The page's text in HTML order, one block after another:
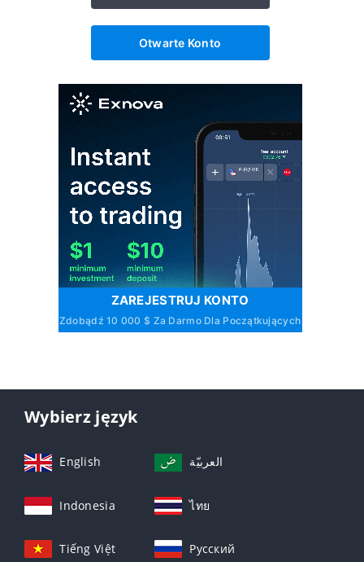
Otwarte Konto
ZAREJESTRUJ KONTO
Zdobądź 10 000 $ Za Darmo Dla Początkujących
Wybierz język
English العربيّة
Indonesia ไทย
Tiếng Việt Русский